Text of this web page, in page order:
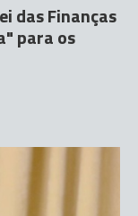
das Finanças
para os